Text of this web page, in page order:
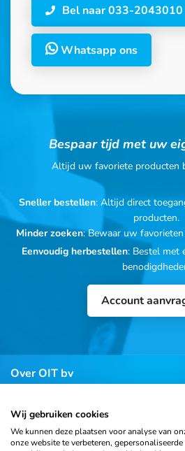
Bel naar 033-2043010
Whatsapp ons
Bespaar tijd met uw
Altijd uw favoriete producten
Sneller bestellen: Altijd direct
producten.
Minder zoeken: Bewaar uw
Eenvoudig herbestellen: Bestel met
Account
Over OIT bv
Klantenservice
Wij gebruiken cookies
We kunnen deze plaatsen voor analyse van
onze website te verbeteren,